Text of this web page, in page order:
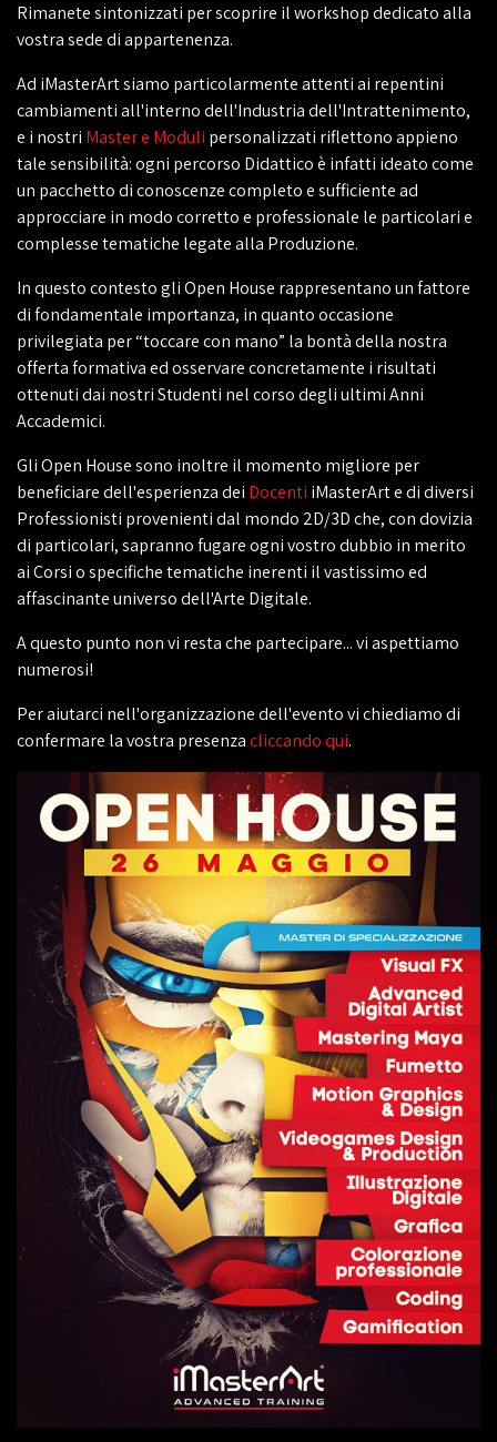
Rimanete sintonizzati per scoprire il workshop dedicato alla
vostra sede di appartenenza.
Ad iMasterArt siamo particolarmente attenti ai repentini
cambiamenti all'interno dell'Industria dell'Intrattenimento,
e i nostri Master e Moduli personalizzati riflettono appieno
tale sensibilità: ogni percorso Didattico è infatti ideato come
un pacchetto di conoscenze completo e sufficiente ad
approcciare in modo corretto e professionale le particolari e
complesse tematiche legate alla Produzione.
In questo contesto gli Open House rappresentano un fattore
di fondamentale importanza, in quanto occasione
privilegiata per “toccare con mano” la bontà della nostra
offerta formativa ed osservare concretamente i risultati
ottenuti dai nostri Studenti nel corso degli ultimi Anni
Accademici.
Gli Open House sono inoltre il momento migliore per
beneficiare dell'esperienza dei Docenti iMasterArt e di diversi
Professionisti provenienti dal mondo 2D/3D che, con dovizia
di particolari, sapranno fugare ogni vostro dubbio in merito
ai Corsi o specifiche tematiche inerenti il vastissimo ed
affascinante universo dell'Arte Digitale.
A questo punto non vi resta che partecipare... vi aspettiamo
numerosi!
Per aiutarci nell'organizzazione dell'evento vi chiediamo di
confermare la vostra presenzacliccando qui.